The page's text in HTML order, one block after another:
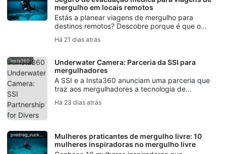
mergulho em locais remotos
Estás a planear viagens de mergulho para
destinos remotos? Descobre porque é que o
para os mergulhadores, desde a doença
Há 21 dias atrás
insta360
Underwater Camera: Parceria da SSI para
mergulhadores
A SSI e a Insta360 anunciam uma parceria que
traz aos mergulhadores a tecnologia de
workshops, campanhas para criadores de
Há 23 dias atrás
predrag_vuckovic
Mulheres praticantes de mergulho livre: 10
mulheres inspiradoras no mergulho livre